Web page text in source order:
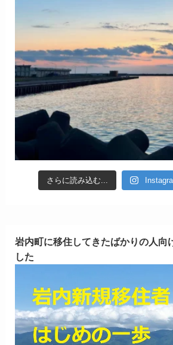
さらに読み込む...
岩内町に移住してきたばかりの人向
した